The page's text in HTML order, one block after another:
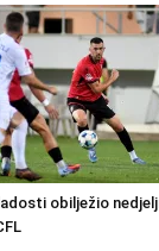
obilježio